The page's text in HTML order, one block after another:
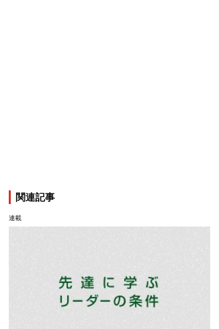
関連記事
連載